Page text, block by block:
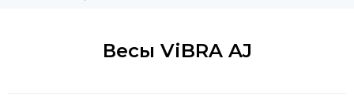
Весы ViBRA AJ